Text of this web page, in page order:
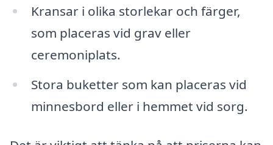
Kransar i olika storlekar och färger,
som placeras vid grav eller
ceremoniplats.
Stora buketter som kan placeras vid
minnesbord eller i hemmet vid sorg.